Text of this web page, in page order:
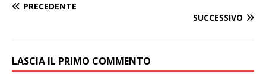
PRECEDENTE
SUCCESSIVO
LASCIA IL PRIMO COMMENTO